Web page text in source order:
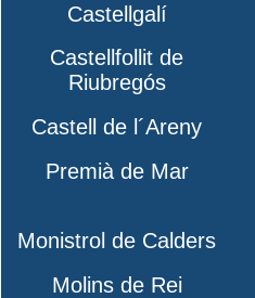
Castellgalí
Castellfollit de
Riubregós
Castell de l´Areny
Premià de Mar
Monistrol de Calders
Molins de Rei